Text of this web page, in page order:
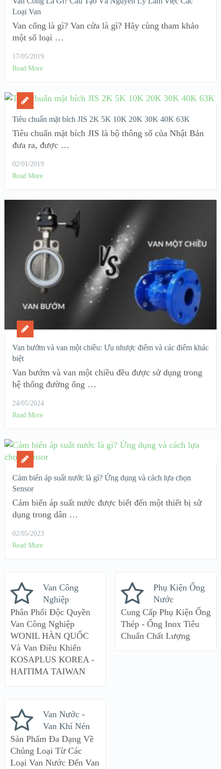
Loại Van
Van cổng là gì? Van cửa là gì? Hãy cùng tham khảo
một số loại …
17/05/2019
Read More
Tiêu chuẩn mặt bích JIS 2K 5K 10K 20K 30K 40K 63K
Tiêu chuẩn mặt bích JIS là bộ thông số của Nhật Bản
đưa ra, được …
02/01/2019
Read More
Van bướm và van một chiều: Ưu nhược điểm và các điểm khác
biệt
Van bướm và van một chiều đều được sử dụng trong
hệ thống đường ống …
24/05/2024
Read More
Cảm biến áp suất nước là gì? Ứng dụng và cách lựa chọn
Sensor
Cảm biến áp suất nước được biết đến một thiết bị sử
dụng trong dân …
02/05/2023
Read More
Van Công
Nghiệp
Phân Phối Độc Quyền
Van Công Nghiệp
WONIL HÀN QUỐC
Và Van Điều Khiển
KOSAPLUS KOREA -
HAITIMA TAIWAN
Phụ Kiện Ống
Nước
Cung Cấp Phụ Kiện Ống
Thép - Ống Inox Tiêu
Chuẩn Chất Lượng
Van Nước -
Van Khí Nén
Sản Phẩm Đa Dạng Về
Chủng Loại Từ Các
Loại Van Nước Đến Van